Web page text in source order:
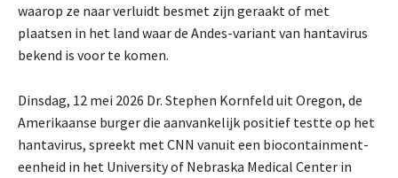
waarop ze naar verluidt besmet zijn geraakt of met
plaatsen in het land waar de Andes-variant van hantavirus
bekend is voor te komen.
Dinsdag, 12 mei 2026 Dr. Stephen Kornfeld uit Oregon, de
Amerikaanse burger die aanvankelijk positief testte op het
hantavirus, spreekt met CNN vanuit een biocontainment-
eenheid in het University of Nebraska Medical Center in